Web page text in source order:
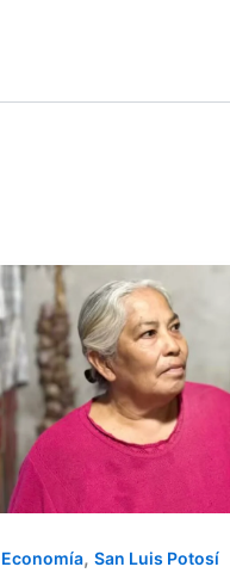
Economía, San Luis Potosí